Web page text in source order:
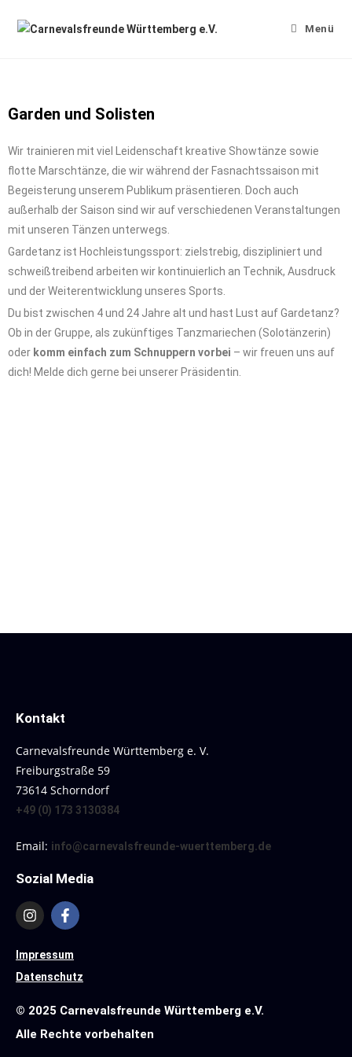
Menü
Garden und Solisten
Wir trainieren mit viel Leidenschaft kreative Showtänze sowie
flotte Marschtänze, die wir während der Fasnachtssaison mit
Begeisterung unserem Publikum präsentieren. Doch auch
außerhalb der Saison sind wir auf verschiedenen Veranstaltungen
mit unseren Tänzen unterwegs.
Gardetanz ist Hochleistungssport: zielstrebig, diszipliniert und
schweißtreibend arbeiten wir kontinuierlich an Technik, Ausdruck
und der Weiterentwicklung unseres Sports.
Du bist zwischen 4 und 24 Jahre alt und hast Lust auf Gardetanz?
Ob in der Gruppe, als zukünftiges Tanzmariechen (Solotänzerin)
oder komm einfach zum Schnuppern vorbei – wir freuen uns auf
dich! Melde dich gerne bei unserer Präsidentin.
Kontakt
Carnevalsfreunde Württemberg e. V.
Freiburgstraße 59
73614 Schorndorf
+49 (0) 173 3130384
Email: info@carnevalsfreunde-wuerttemberg.de
Sozial Media
Impressum
Datenschutz
© 2025 Carnevalsfreunde Württemberg e.V.
Alle Rechte vorbehalten